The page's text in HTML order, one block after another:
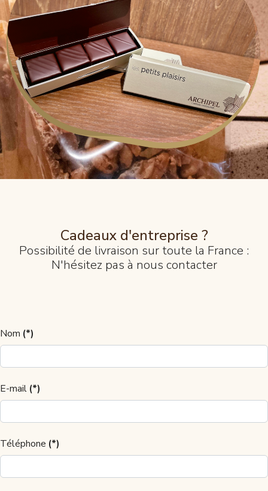
Cadeaux d'entreprise ?
Possibilité de livraison sur toute la France :
N'hésitez pas à nous contacter
Nom (*)
E-mail (*)
Téléphone (*)